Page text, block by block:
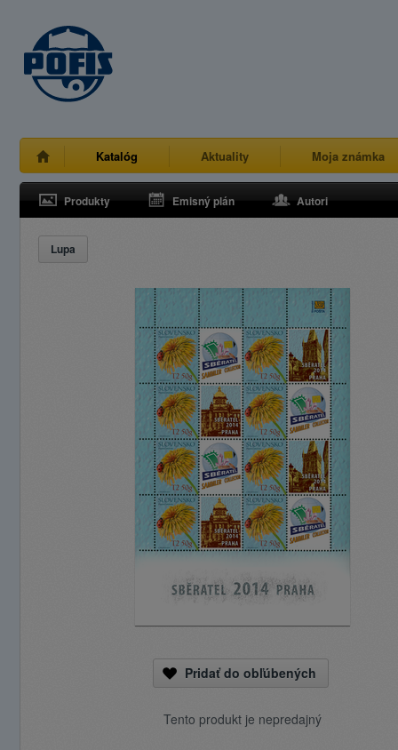
Katalóg Aktuality Moja známka
Produkty Emisný plán Autori
Lupa
Pridať do obľúbených
Tento produkt je nepredajný